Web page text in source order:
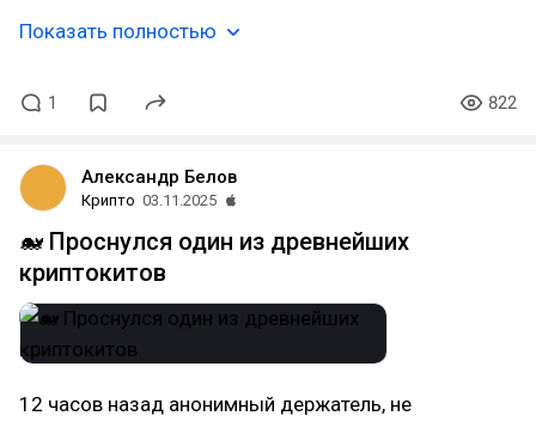
Показать полностью
1 822
Александр Белов
Крипто 03.11.2025
🐋 Проснулся один из древнейших
криптокитов
12 часов назад анонимный держатель, не